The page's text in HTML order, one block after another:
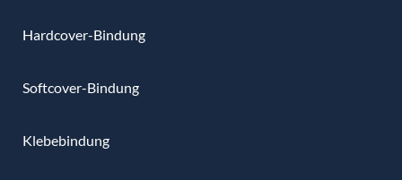
Hardcover-Bindung
Softcover-Bindung
Klebebindung